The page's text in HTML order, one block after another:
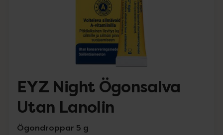
EYZ Night Ögonsalva
Utan Lanolin
Ögondroppar 5 g